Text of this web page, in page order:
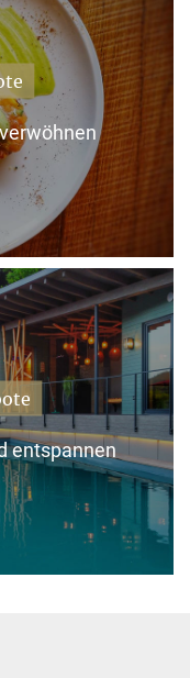
entspannen